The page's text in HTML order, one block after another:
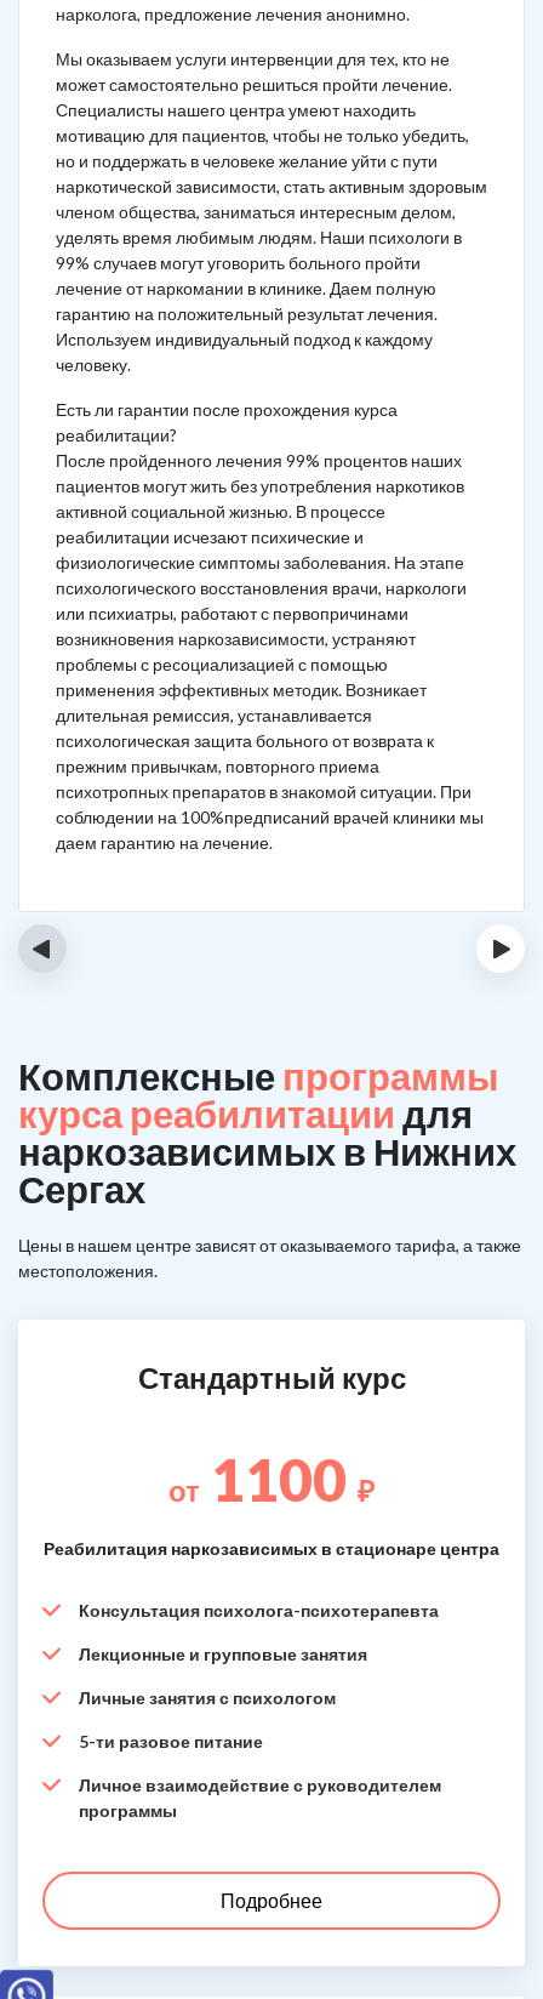
нарколога, предложение лечения анонимно.
Мы оказываем услуги интервенции для тех, кто не
может самостоятельно решиться пройти лечение.
Специалисты нашего центра умеют находить
мотивацию для пациентов, чтобы не только убедить,
но и поддержать в человеке желание уйти с пути
наркотической зависимости, стать активным здоровым
членом общества, заниматься интересным делом,
уделять время любимым людям. Наши психологи в
99% случаев могут уговорить больного пройти
лечение от наркомании в клинике. Даем полную
гарантию на положительный результат лечения.
Используем индивидуальный подход к каждому
человеку.
Есть ли гарантии после прохождения курса
реабилитации?
После пройденного лечения 99% процентов наших
пациентов могут жить без употребления наркотиков
активной социальной жизнью. В процессе
реабилитации исчезают психические и
физиологические симптомы заболевания. На этапе
психологического восстановления врачи, наркологи
или психиатры, работают с первопричинами
возникновения наркозависимости, устраняют
проблемы с ресоциализацией с помощью
применения эффективных методик. Возникает
длительная ремиссия, устанавливается
психологическая защита больного от возврата к
прежним привычкам, повторного приема
психотропных препаратов в знакомой ситуации. При
соблюдении на 100%предписаний врачей клиники мы
даем гарантию на лечение.
‹ ›
Комплексные программы
курса реабилитации для
наркозависимых в Нижних
Сергах
Цены в нашем центре зависят от оказываемого тарифа, а также
местоположения.
Стандартный курс
от 1100 ₽
Реабилитация наркозависимых в стационаре центра
Консультация психолога-психотерапевта
Лекционные и групповые занятия
Личные занятия с психологом
5-ти разовое питание
Личное взаимодействие с руководителем
программы
Подробнее